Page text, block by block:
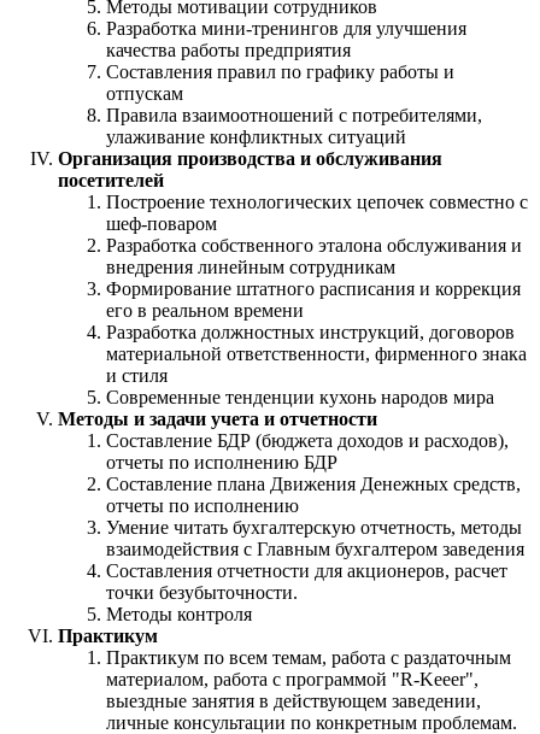
Методы мотивации сотрудников
Разработка мини-тренингов для улучшения
качества работы предприятия
Составления правил по графику работы и
отпускам
Правила взаимоотношений с потребителями,
улаживание конфликтных ситуаций
Организация производства и обслуживания
посетителей
Построение технологических цепочек совместно с
шеф-поваром
Разработка собственного эталона обслуживания и
внедрения линейным сотрудникам
Формирование штатного расписания и коррекция
его в реальном времени
Разработка должностных инструкций, договоров
материальной ответственности, фирменного знака
и стиля
Современные тенденции кухонь народов мира
Методы и задачи учета и отчетности
Составление БДР (бюджета доходов и расходов),
отчеты по исполнению БДР
Составление плана Движения Денежных средств,
отчеты по исполнению
Умение читать бухгалтерскую отчетность, методы
взаимодействия с Главным бухгалтером заведения
Составления отчетности для акционеров, расчет
точки безубыточности.
Методы контроля
Практикум
Практикум по всем темам, работа с раздаточным
материалом, работа с программой "R-Keeer",
выездные занятия в действующем заведении,
личные консультации по конкретным проблемам.